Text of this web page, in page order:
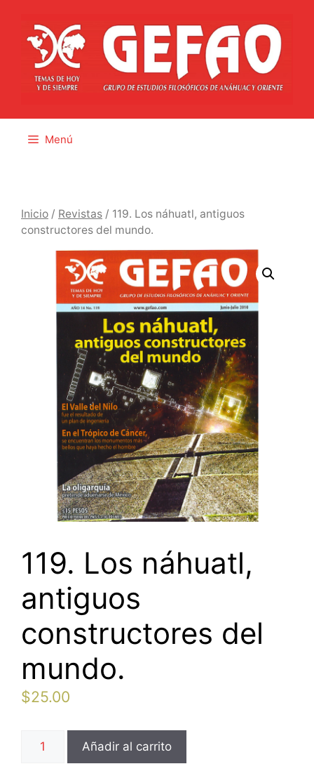
contenido
Menú
Inicio / Revistas / 119. Los náhuatl, antiguos
constructores del mundo.
119. Los náhuatl,
antiguos
constructores del
mundo.
$25.00
Añadir al carrito